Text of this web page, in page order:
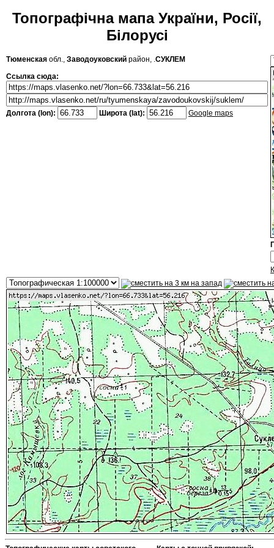
Топографічна мапа України, Росії,
Білорусі
Тюменская обл., Заводоуковский район, .СУКЛЕМ
Ссылка сюда:
Долгота (lon): Широта (lat): Google maps